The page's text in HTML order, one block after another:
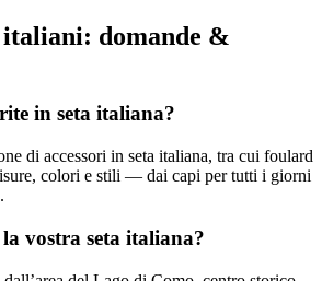
italiani: domande &
in seta italiana?
di accessori in seta italiana, tra cui foulard
colori e stili — dai capi per tutti i giorni
vostra seta italiana?